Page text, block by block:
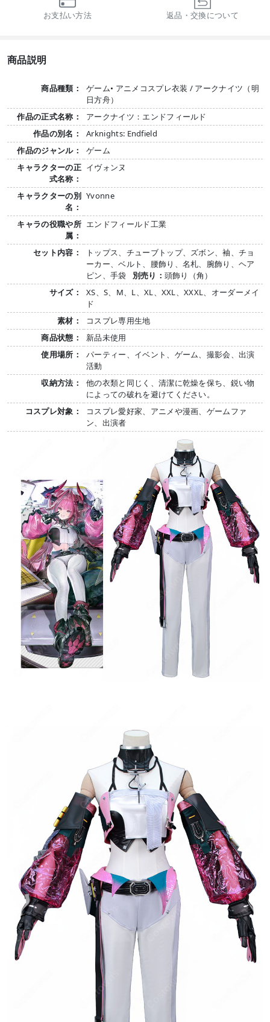
お支払い方法 返品・交換について
商品説明
商品種類：
ゲーム• アニメコスプレ衣装 / アークナイツ（明
日方舟）
作品の正式名称：
アークナイツ：エンドフィールド
作品の別名：
Arknights: Endfield
作品のジャンル：
ゲーム
キャラクターの正
式名称：
イヴォンヌ
キャラクターの別
名：
Yvonne
キャラの役職や所
属：
エンドフィールド工業
セット内容：
トップス、チューブトップ、ズボン、袖、チョ
ーカー、ベルト、腰飾り、名札、腕飾り、ヘア
ピン、手袋 別売り： 頭飾り（角）
サイズ：
XS、S、M、L、XL、XXL、XXXL、オーダーメイ
ド
素材：
コスプレ専用生地
商品状態：
新品未使用
使用場所：
パーティー、イベント、ゲーム、撮影会、出演
活動
収納方法：
他の衣類と同じく、清潔に乾燥を保ち、鋭い物
によっての破れを避けてください。
コスプレ対象：
コスプレ愛好家、アニメや漫画、ゲームファ
ン、出演者